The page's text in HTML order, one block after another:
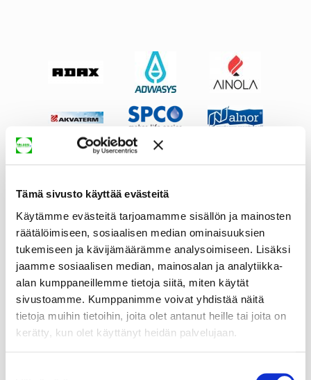
Tämä sivusto käyttää evästeitä
Käytämme evästeitä tarjoamamme sisällön ja mainosten
räätälöimiseen, sosiaalisen median ominaisuuksien
tukemiseen ja kävijämäärämme analysoimiseen. Lisäksi
jaamme sosiaalisen median, mainosalan ja analytiikka-
alan kumppaneillemme tietoja siitä, miten käytät
sivustoamme. Kumppanimme voivat yhdistää näitä
tietoja muihin tietoihin, joita olet antanut heille tai joita on
kerätty, kun olet käyttänyt heidän palvelujaan.